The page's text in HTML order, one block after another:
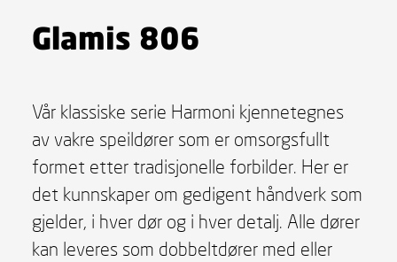
Glamis 806
Vår klassiske serie Harmoni kjennetegnes
av vakre speildører som er omsorgsfullt
formet etter tradisjonelle forbilder. Her er
det kunnskaper om gedigent håndverk som
gjelder, i hver dør og i hver detalj. Alle dører
kan leveres som dobbeltdører med eller